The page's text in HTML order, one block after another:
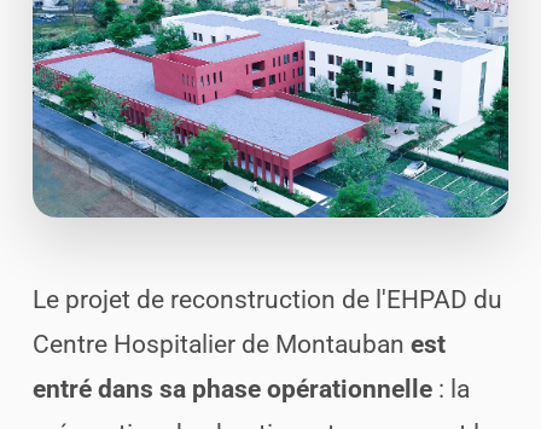
Le projet de reconstruction de l'EHPAD du
Centre Hospitalier de Montauban est
entré dans sa phase opérationnelle : la